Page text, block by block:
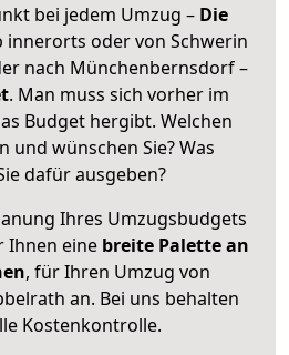
bei jedem Umzug – Die
innerorts oder von Schwerin
nach Münchenbernsdorf –
. Man muss sich vorher im
Budget hergibt. Welchen
und wünschen Sie? Was
dafür ausgeben?
Ihres Umzugsbudgets
Ihnen eine breite Palette an
, für Ihren Umzug von
an. Bei uns behalten
Kostenkontrolle.